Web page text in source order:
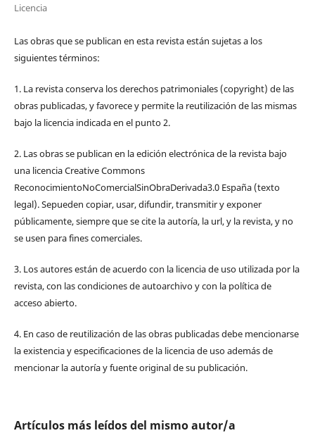
Licencia
Las obras que se publican en esta revista están sujetas a los
siguientes términos:
1. La revista conserva los derechos patrimoniales (copyright) de las
obras publicadas, y favorece y permite la reutilización de las mismas
bajo la licencia indicada en el punto 2.
2. Las obras se publican en la edición electrónica de la revista bajo
una licencia Creative Commons
ReconocimientoNoComercialSinObraDerivada3.0 España (texto
legal). Sepueden copiar, usar, difundir, transmitir y exponer
públicamente, siempre que se cite la autoría, la url, y la revista, y no
se usen para fines comerciales.
3. Los autores están de acuerdo con la licencia de uso utilizada por la
revista, con las condiciones de autoarchivo y con la política de
acceso abierto.
4. En caso de reutilización de las obras publicadas debe mencionarse
la existencia y especificaciones de la licencia de uso además de
mencionar la autoría y fuente original de su publicación.
Artículos más leídos del mismo autor/a